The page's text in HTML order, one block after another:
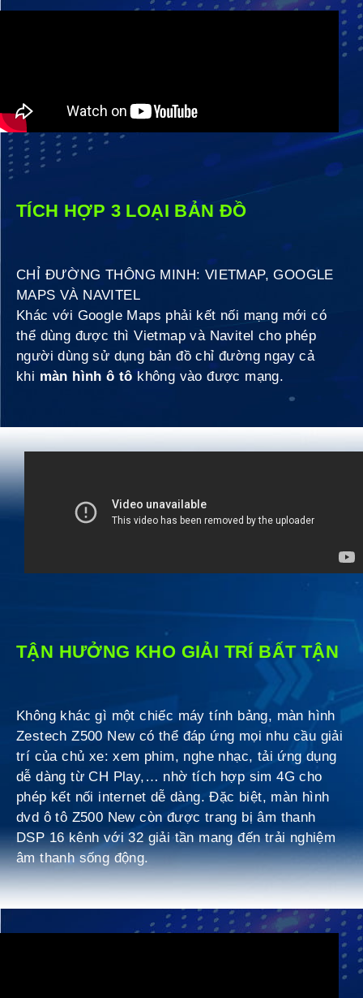
TÍCH HỢP 3 LOẠI BẢN ĐỒ
CHỈ ĐƯỜNG THÔNG MINH: VIETMAP, GOOGLE
MAPS VÀ NAVITEL
Khác với Google Maps phải kết nối mạng mới có
thể dùng được thì Vietmap và Navitel cho phép
người dùng sử dụng bản đồ chỉ đường ngay cả
khi màn hình ô tô không vào được mạng.
TẬN HƯỞNG KHO GIẢI TRÍ BẤT TẬN
Không khác gì một chiếc máy tính bảng, màn hình
Zestech Z500 New có thể đáp ứng mọi nhu cầu giải
trí của chủ xe: xem phim, nghe nhạc, tải ứng dụng
dễ dàng từ CH Play,… nhờ tích hợp sim 4G cho
phép kết nối internet dễ dàng. Đặc biệt, màn hình
dvd ô tô Z500 New còn được trang bị âm thanh
DSP 16 kênh với 32 giải tần mang đến trải nghiệm
âm thanh sống động.